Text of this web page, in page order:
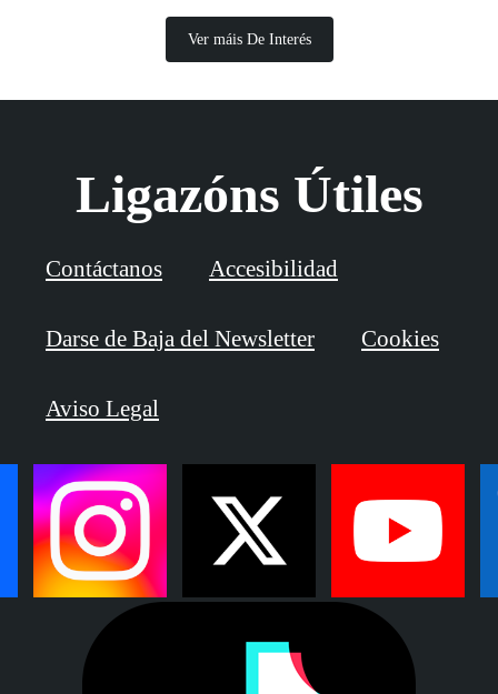
Ver máis De Interés
Ligazóns Útiles
Contáctanos Accesibilidad
Darse de Baja del Newsletter Cookies
Aviso Legal